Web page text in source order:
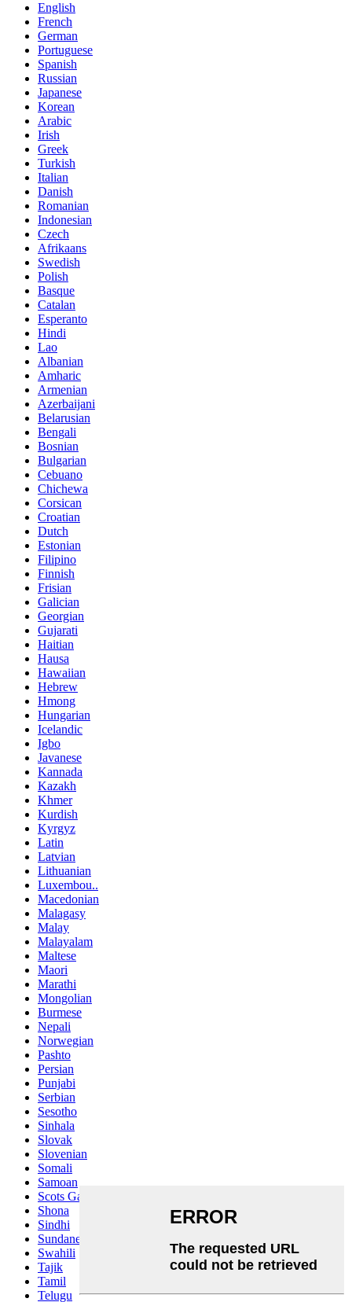
English
French
German
Portuguese
Spanish
Russian
Japanese
Korean
Arabic
Irish
Greek
Turkish
Italian
Danish
Romanian
Indonesian
Czech
Afrikaans
Swedish
Polish
Basque
Catalan
Esperanto
Hindi
Lao
Albanian
Amharic
Armenian
Azerbaijani
Belarusian
Bengali
Bosnian
Bulgarian
Cebuano
Chichewa
Corsican
Croatian
Dutch
Estonian
Filipino
Finnish
Frisian
Galician
Georgian
Gujarati
Haitian
Hausa
Hawaiian
Hebrew
Hmong
Hungarian
Icelandic
Igbo
Javanese
Kannada
Kazakh
Khmer
Kurdish
Kyrgyz
Latin
Latvian
Lithuanian
Luxembou..
Macedonian
Malagasy
Malay
Malayalam
Maltese
Maori
Marathi
Mongolian
Burmese
Nepali
Norwegian
Pashto
Persian
Punjabi
Serbian
Sesotho
Sinhala
Slovak
Slovenian
Somali
Samoan
Scots Gaelic
Shona
Sindhi
Sundanese
Swahili
Tajik
Tamil
Telugu